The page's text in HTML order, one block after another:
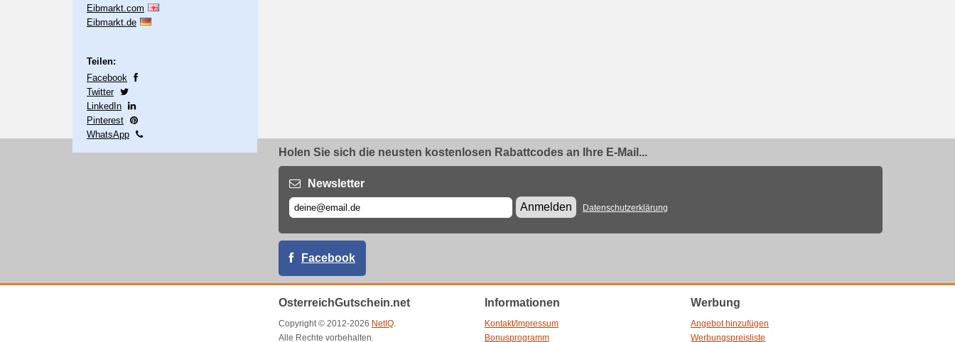
Eibmarkt.com
Eibmarkt.de
Teilen:
Facebook
Twitter
LinkedIn
Pinterest
WhatsApp
Holen Sie sich die neusten kostenlosen Rabattcodes an Ihre E-Mail...
Newsletter
Anmelden
Datenschutzerklärung
Facebook
OsterreichGutschein.net
Copyright © 2012-2026 NetIQ.
Alle Rechte vorbehalten.
Informationen
Kontakt/Impressum
Bonusprogramm
Werbung
Angebot hinzufügen
Werbungspreisliste